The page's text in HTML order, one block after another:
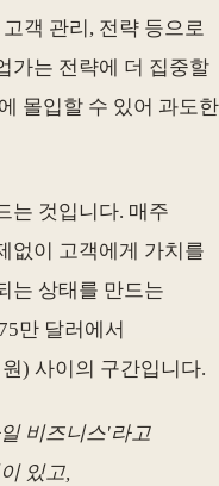
객 관리, 전략 등으로
가는 전략에 더 집중할
몰입할 수 있어 과도한
는 것입니다. 매주
없이 고객에게 가치를
는 상태를 만드는
만 달러에서
) 사이의 구간입니다.
비즈니스'라고
있고,